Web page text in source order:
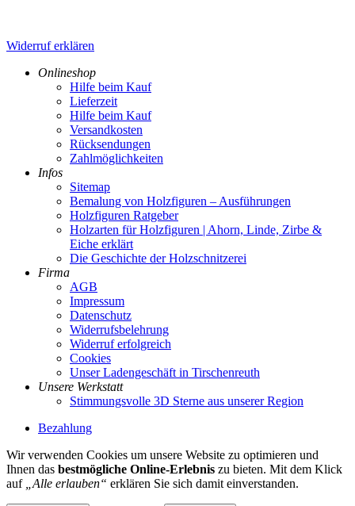
Widerruf erklären
Onlineshop
Hilfe beim Kauf
Lieferzeit
Hilfe beim Kauf
Versandkosten
Rücksendungen
Zahlmöglichkeiten
Infos
Sitemap
Bemalung von Holzfiguren – Ausführungen
Holzfiguren Ratgeber
Holzarten für Holzfiguren | Ahorn, Linde, Zirbe &
Eiche erklärt
Die Geschichte der Holzschnitzerei
Firma
AGB
Impressum
Datenschutz
Widerrufsbelehrung
Widerruf erfolgreich
Cookies
Unser Ladengeschäft in Tirschenreuth
Unsere Werkstatt
Stimmungsvolle 3D Sterne aus unserer Region
Bezahlung
Wir verwenden Cookies um unsere Website zu optimieren und
Ihnen das bestmögliche Online-Erlebnis zu bieten. Mit dem Klick
auf
„Alle erlauben“ erklären Sie sich damit einverstanden.